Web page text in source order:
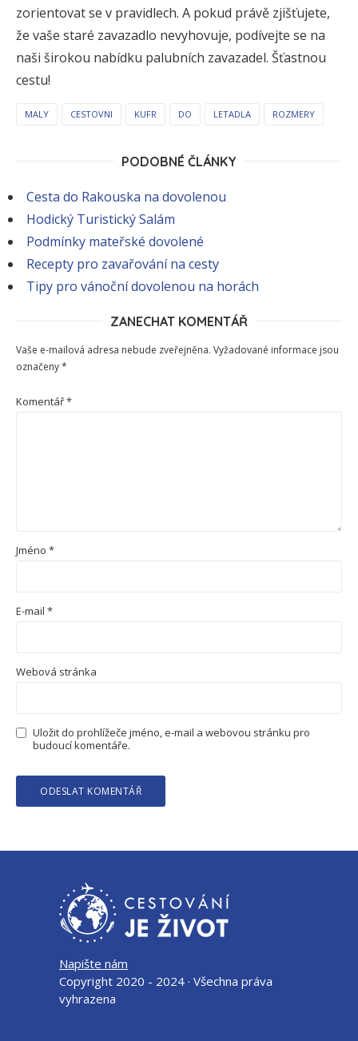
zorientovat se v pravidlech. A pokud právě zjišťujete,
že vaše staré zavazadlo nevyhovuje, podívejte se na
naši širokou nabídku palubních zavazadel. Šťastnou
cestu!
MALY CESTOVNI KUFR DO LETADLA ROZMERY
PODOBNÉ ČLÁNKY
Cesta do Rakouska na dovolenou
Hodický Turistický Salám
Podmínky mateřské dovolené
Recepty pro zavařování na cesty
Tipy pro vánoční dovolenou na horách
ZANECHAT KOMENTÁŘ
Vaše e-mailová adresa nebude zveřejněna. Vyžadované informace jsou
označeny*
Komentář*
Jméno *
E-mail *
Webová stránka
Uložit do prohlížeče jméno, e-mail a webovou stránku pro
budoucí komentáře.
Napište nám
Copyright 2020 - 2024 · Všechna práva
vyhrazena